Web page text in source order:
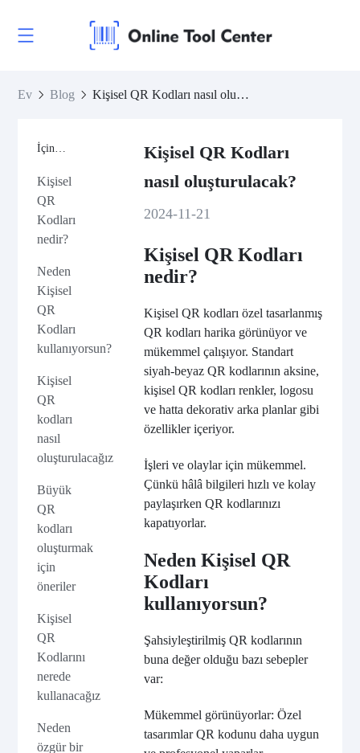
Ev Blog Kişisel QR Kodları nasıl oluşturulacak?
İçindekiler
Kişisel
QR
Kodları
nedir?
Neden
Kişisel
QR
Kodları
kullanıyorsun?
Kişisel
QR
kodları
nasıl
oluşturulacağız
Büyük
QR
kodları
oluşturmak
için
öneriler
Kişisel
QR
Kodlarını
nerede
kullanacağız
Neden
özgür bir
Kişisel QR Kodları
nasıl oluşturulacak?
2024-11-21
Kişisel QR Kodları
nedir?
Kişisel QR kodları özel tasarlanmış
QR kodları harika görünüyor ve
mükemmel çalışıyor. Standart
siyah-beyaz QR kodlarının aksine,
kişisel QR kodları renkler, logosu
ve hatta dekorativ arka planlar gibi
özellikler içeriyor.
İşleri ve olaylar için mükemmel.
Çünkü hâlâ bilgileri hızlı ve kolay
paylaşırken QR kodlarınızı
kapatıyorlar.
Neden Kişisel QR
Kodları
kullanıyorsun?
Şahsiyleştirilmiş QR kodlarının
buna değer olduğu bazı sebepler
var:
Mükemmel görünüyorlar: Özel
tasarımlar QR kodunu daha uygun